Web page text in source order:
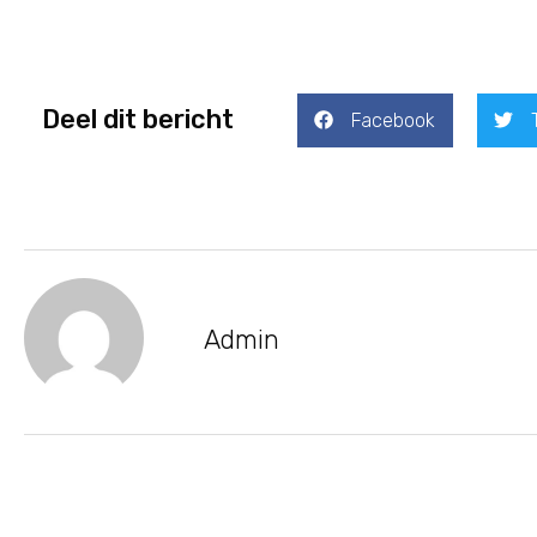
Deel dit bericht Facebook
Admin